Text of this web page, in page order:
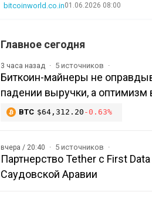
bitcoinworld.co.in01.06.2026 08:00
Главное сегодня
3 часа назад 5 источников
Биткоин-майнеры не
падении выручки, а оптимизм
BTC $64,312.20 -0.63%
вчера / 20:40 5 источников
Партнерство Tether с First
Саудовской Аравии